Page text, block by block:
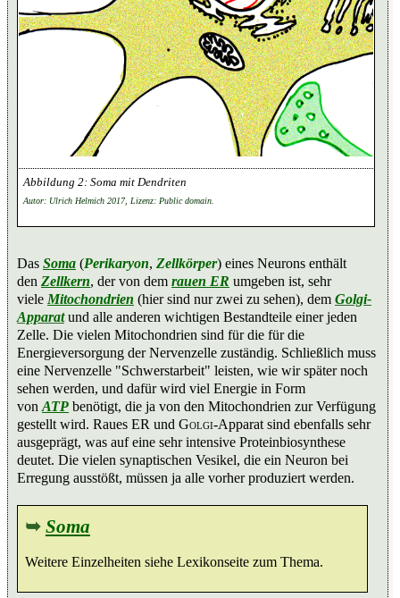
Soma mit Dendriten
Autor: Ulrich Helmich 2017, Lizenz: Public domain.
Das Soma (Perikaryon, Zellkörper) eines Neurons enthält
den Zellkern, der von dem rauen ER umgeben ist, sehr
viele Mitochondrien (hier sind nur zwei zu sehen), dem Golgi-
Apparatund alle anderen wichtigen Bestandteile einer jeden
Zelle. Die vielen Mitochondrien sind für die für die
Energieversorgung der Nervenzelle zuständig. Schließlich muss
eine Nervenzelle "Schwerstarbeit" leisten, wie wir später noch
sehen werden, und dafür wird viel Energie in Form
von ATP benötigt, die ja von den Mitochondrien zur Verfügung
gestellt wird. Raues ER und Golgi-Apparat sind ebenfalls sehr
ausgeprägt, was auf eine sehr intensive Proteinbiosynthese
deutet. Die vielen synaptischen Vesikel, die ein Neuron bei
Erregung ausstößt, müssen ja alle vorher produziert werden.
➥ Soma
Weitere Einzelheiten siehe Lexikonseite zum Thema.